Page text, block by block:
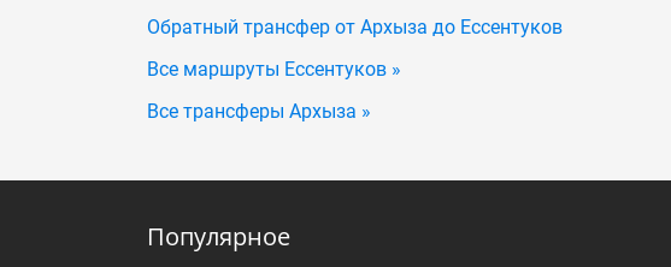
Обратный трансфер от Архыза до Ессентуков
Все маршруты Ессентуков »
Все трансферы Архыза »
Популярное